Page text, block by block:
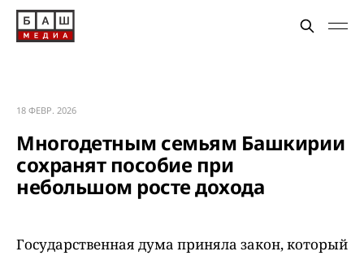
18 ФЕВР. 2026
Многодетным семьям Башкирии
сохранят пособие при
небольшом росте дохода
Государственная дума приняла закон, который